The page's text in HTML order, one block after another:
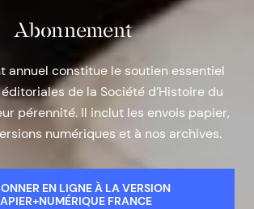
Abonnement
annuel constitue le soutien essentiel
de la Société d’Histoire du
pérennité. Il inclut les envois papier,
numériques et à nos archives.
EN LIGNE À LA VERSION
FRANCE